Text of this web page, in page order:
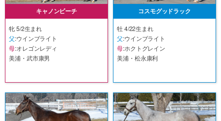
キャノンビーチ
牝 5/2生まれ
父:ウインブライト
母:オレゴンレディ
美浦・武市康男
コスモグッドラック
牡 4/22生まれ
父:ウインブライト
母:ホクトグレイン
美浦・松永康利